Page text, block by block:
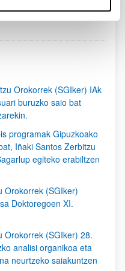
Orokorrek (SGIker) IAk
buruzko saio bat
programak Gipuzkoako
Iñaki Santos Zerbitzu
egiteko erabiltzen
Orokorrek (SGIker)
Doktoregoen XI.
Orokorrek (SGIker) 28.
analisi organikoa eta
neurtzeko saiakuntzen